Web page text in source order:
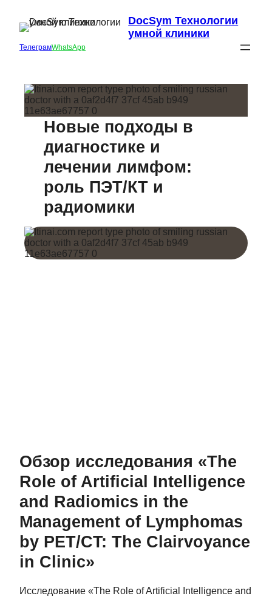
DocSym Технологии
умной клиники
ТелеграмWhatsApp
Новые подходы в
диагностике и
лечении лимфом:
роль ПЭТ/КТ и
радиомики
Обзор исследования «The
Role of Artificial Intelligence
and Radiomics in the
Management of Lymphomas
by PET/CT: The Clairvoyance
in Clinic»
Исследование «The Role of Artificial Intelligence and